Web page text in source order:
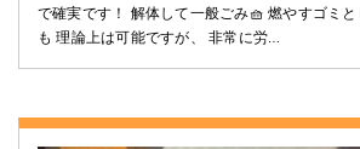
で確実です！ 解体して一般ごみ🧺 燃やすゴミ
も 理論上は可能ですが、 非常に労…